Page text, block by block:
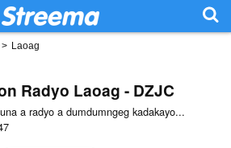
> Laoag
Radyo Laoag - DZJC
a radyo a dumdumngeg kadakayo...